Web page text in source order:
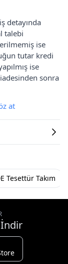
detayında
talebi
ise
tutar kredi
ise
sonra
at
Tesettür Takım
İndir